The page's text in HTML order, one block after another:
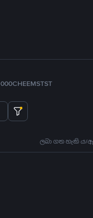
TST
ලබා ගත හැකි ය/